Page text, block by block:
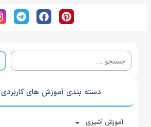
دسته بندی آموزش های کاربردی
آموزش آشپزی